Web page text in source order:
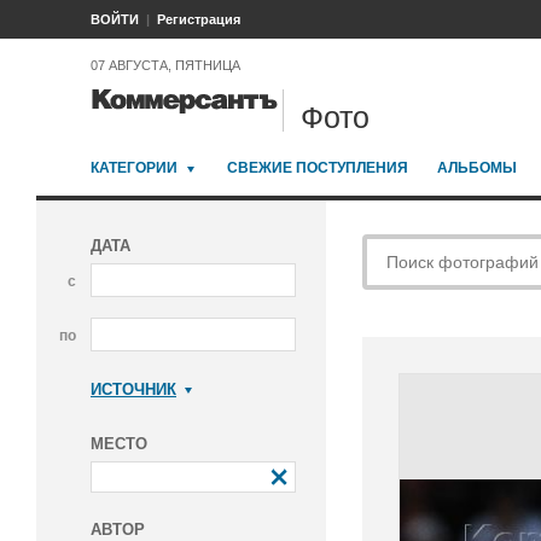
ВОЙТИ Регистрация
07 АВГУСТА, ПЯТНИЦА
Фото
КАТЕГОРИИ СВЕЖИЕ ПОСТУПЛЕНИЯ АЛЬБОМЫ
ДАТА
с
по
ИСТОЧНИК
МЕСТО
АВТОР